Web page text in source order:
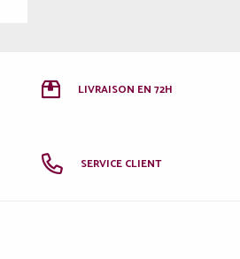
LIVRAISON EN 72H
SERVICE CLIENT